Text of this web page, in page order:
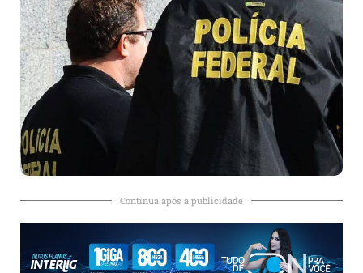
Continua após a publicidade